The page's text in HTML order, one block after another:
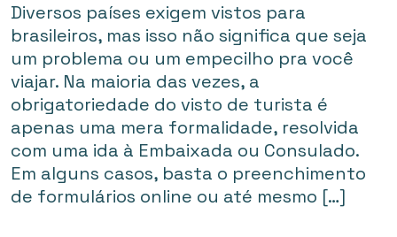
Diversos países exigem vistos para
brasileiros, mas isso não significa que seja
um problema ou um empecilho pra você
viajar. Na maioria das vezes, a
obrigatoriedade do visto de turista é
apenas uma mera formalidade, resolvida
com uma ida à Embaixada ou Consulado.
Em alguns casos, basta o preenchimento
de formulários online ou até mesmo […]